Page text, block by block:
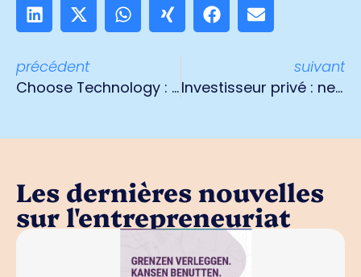
précédent
Choose Technology : "Ceux qui n'adhèrent pas maintenant seront en dehors de la société dans cinq ans".
suivant
Investisseur privé : ne vendez pas vos briques !
Les dernières nouvelles
sur l'entrepreneuriat